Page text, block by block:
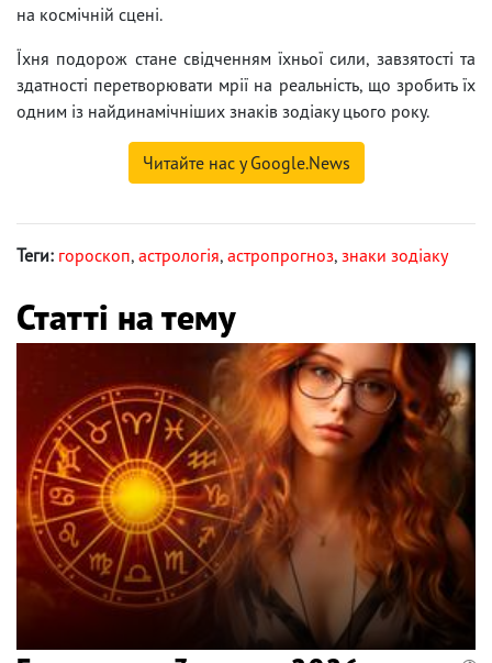
на космічній сцені.
Їхня подорож стане свідченням їхньої сили, завзятості та
здатності перетворювати мрії на реальність, що зробить їх
одним із найдинамічніших знаків зодіаку цього року.
Читайте нас у Google.News
Теги: гороскоп, астрологія, астропрогноз, знаки зодіаку
Статті на тему